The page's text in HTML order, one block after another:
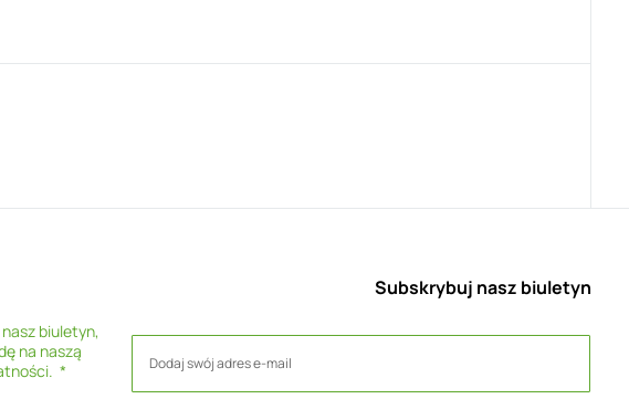
Subskrybuj nasz biuletyn
biuletyn,
na naszą
.